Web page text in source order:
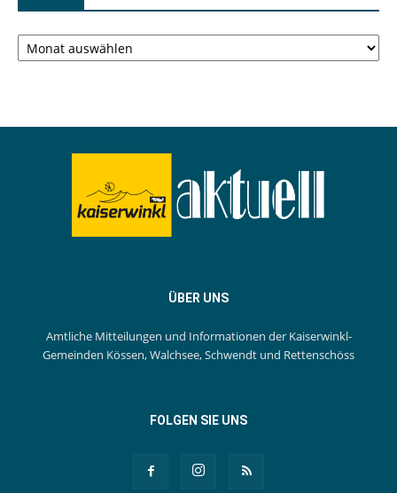
Archiv
ÜBER UNS
Amtliche Mitteilungen und Informationen der Kaiserwinkl-
Gemeinden Kössen, Walchsee, Schwendt und Rettenschöss
FOLGEN SIE UNS